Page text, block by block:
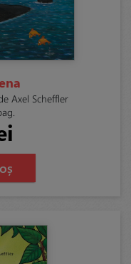
Axel Scheffler